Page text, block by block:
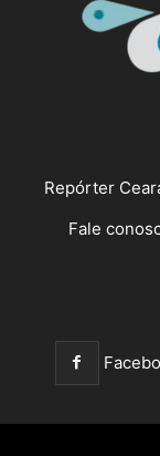
Repórter
Fale